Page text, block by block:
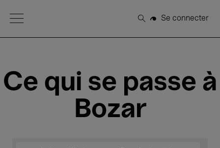
Open Menu
Rechercher
Se connecter
Ce qui se passe à
Bozar